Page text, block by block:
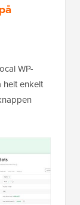
WP-
helt enkelt